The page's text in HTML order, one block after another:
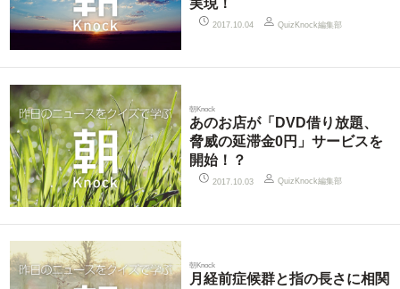
実現！
2017.10.04 QuizKnock編集部
朝Knock
あのお店が「DVD借り放題、
脅威の延滞金0円」サービスを
開始！？
2017.10.03 QuizKnock編集部
朝Knock
月経前症候群と指の長さに相関